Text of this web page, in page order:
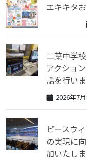
エキキタ
二葉中学
アクショ
話を行いま
2026年7
ピースウ
の実現に
加いたしま